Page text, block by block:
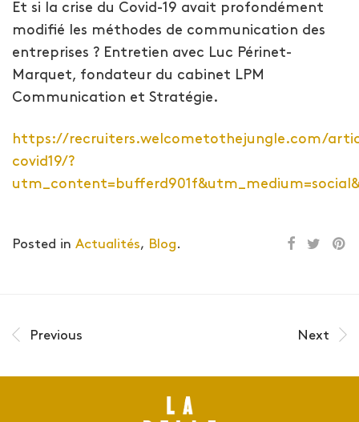
Et si la crise du Covid-19 avait profondément
modifié les méthodes de communication des
entreprises ? Entretien avec Luc Périnet-
Marquet, fondateur du cabinet LPM
Communication et Stratégie.
https://recruiters.welcometothejungle.com/
covid19/?
Posted in Actualités, Blog.
Previous Next